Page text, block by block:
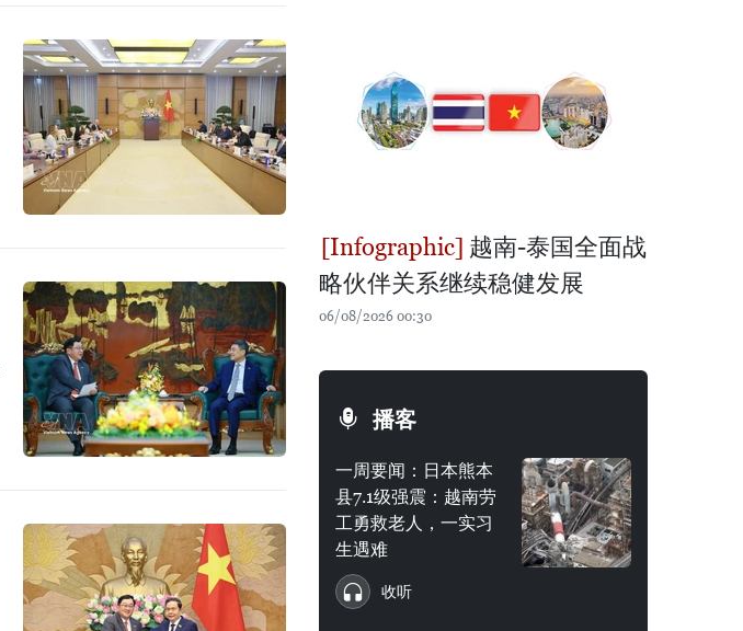
越南-泰国全面战
略伙伴关系继续稳健发展
06/08/2026 00:30
播客
一周要闻：日本熊本
县7.1级强震：越南劳
工勇救老人，一实习
生遇难
收听